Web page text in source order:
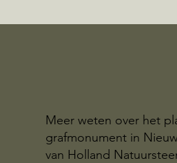
Meer weten over het
grafmonument in
van Holland